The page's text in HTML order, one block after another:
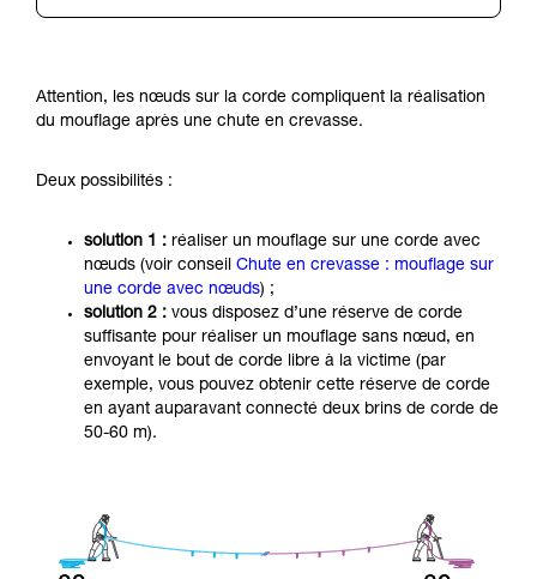
Attention, les nœuds sur la corde compliquent la réalisation
du mouflage après une chute en crevasse.
Deux possibilités :
solution 1 : réaliser un mouflage sur une corde avec
nœuds (voir conseil Chute en crevasse : mouflage sur
une corde avec nœuds) ;
solution 2 : vous disposez d’une réserve de corde
suffisante pour réaliser un mouflage sans nœud, en
envoyant le bout de corde libre à la victime (par
exemple, vous pouvez obtenir cette réserve de corde
en ayant auparavant connecté deux brins de corde de
50-60 m).